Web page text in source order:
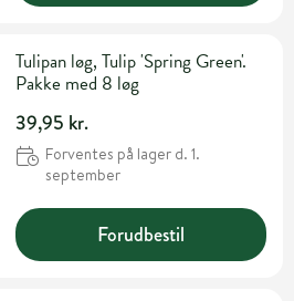
Tulipan løg, Tulip 'Spring Green'.
Pakke med 8 løg
39,95 kr.
Forventes på lager d. 1.
september
Forudbestil